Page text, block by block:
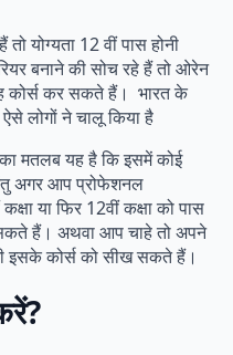
योग्यता 12 वीं पास होनी
बनाने की सोच रहे हैं तो ओरेन
कोर्स कर सकते हैं। भारत के
ऐसे लोगों ने चालू किया है
मतलब यह है कि इसमें कोई
अगर आप प्रोफेशनल
या फिर 12वीं कक्षा को पास
सकते हैं। अथवा आप चाहे तो अपने
इसके कोर्स को सीख सकते हैं।